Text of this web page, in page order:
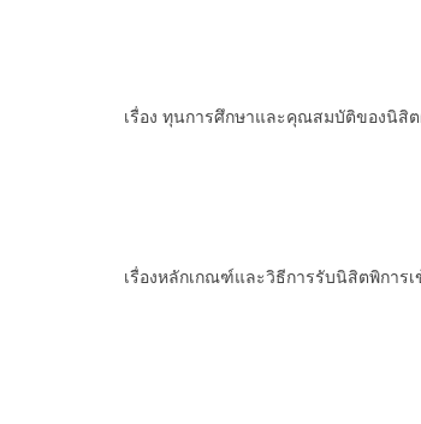
เรื่อง ทุนการศึกษาและคุณสมบัติของนิสิ
เรื่องหลักเกณฑ์และวิธีการรับนิสิตพิการ